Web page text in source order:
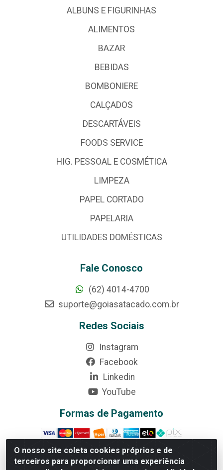
O nosso site coleta cookies próprios e de
terceiros para proporcionar uma experiência
ALBUNS E FIGURINHAS
ALIMENTOS
BAZAR
BEBIDAS
BOMBONIERE
CALÇADOS
DESCARTÁVEIS
FOODS SERVICE
HIG. PESSOAL E COSMÉTICA
LIMPEZA
PAPEL CORTADO
PAPELARIA
UTILIDADES DOMÉSTICAS
Fale Conosco
(62) 4014-4700
suporte@goiasatacado.com.br
Redes Sociais
Instagram
Facebook
Linkedin
YouTube
Formas de Pagamento